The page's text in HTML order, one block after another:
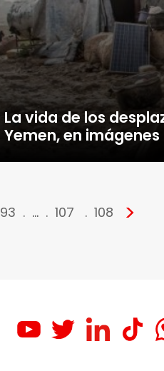
La vida de los
Yemen, en imágenes
93 … 107 108 >